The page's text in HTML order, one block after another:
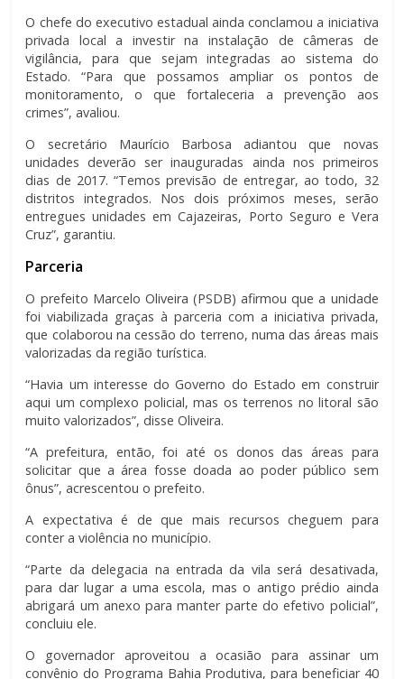
O chefe do executivo estadual ainda conclamou a iniciativa
privada local a investir na instalação de câmeras de
vigilância, para que sejam integradas ao sistema do
Estado. “Para que possamos ampliar os pontos de
monitoramento, o que fortaleceria a prevenção aos
crimes”, avaliou.
O secretário Maurício Barbosa adiantou que novas
unidades deverão ser inauguradas ainda nos primeiros
dias de 2017. “Temos previsão de entregar, ao todo, 32
distritos integrados. Nos dois próximos meses, serão
entregues unidades em Cajazeiras, Porto Seguro e Vera
Cruz”, garantiu.
Parceria
O prefeito Marcelo Oliveira (PSDB) afirmou que a unidade
foi viabilizada graças à parceria com a iniciativa privada,
que colaborou na cessão do terreno, numa das áreas mais
valorizadas da região turística.
“Havia um interesse do Governo do Estado em construir
aqui um complexo policial, mas os terrenos no litoral são
muito valorizados”, disse Oliveira.
“A prefeitura, então, foi até os donos das áreas para
solicitar que a área fosse doada ao poder público sem
ônus”, acrescentou o prefeito.
A expectativa é de que mais recursos cheguem para
conter a violência no município.
“Parte da delegacia na entrada da vila será desativada,
para dar lugar a uma escola, mas o antigo prédio ainda
abrigará um anexo para manter parte do efetivo policial”,
concluiu ele.
O governador aproveitou a ocasião para assinar um
convênio do Programa Bahia Produtiva, para beneficiar 40